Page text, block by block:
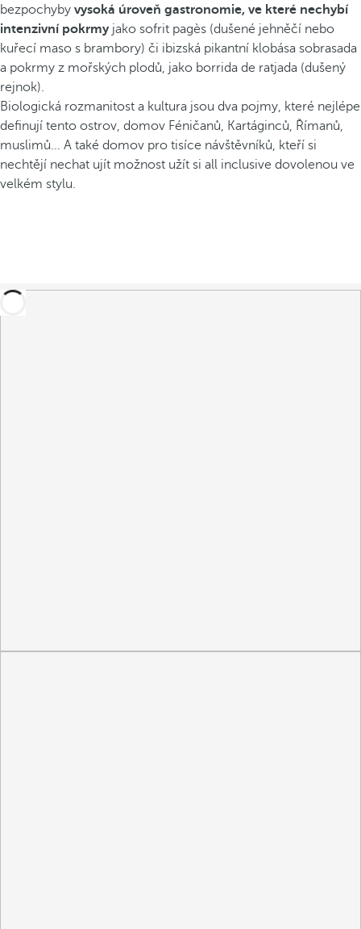
bezpochyby vysoká úroveň gastronomie, ve které nechybí
intenzivní pokrmyjako sofrit pagès (dušené jehněčí nebo
kuřecí maso s brambory) či ibizská pikantní klobása sobrasada
a pokrmy z mořských plodů, jako borrida de ratjada (dušený
rejnok).
Biologická rozmanitost a kultura jsou dva pojmy, které nejlépe
definují tento ostrov, domov Féničanů, Kartáginců, Římanů,
muslimů... A také domov pro tisíce návštěvníků, kteří si
nechtějí nechat ujít možnost užít si all inclusive dovolenou ve
velkém stylu.